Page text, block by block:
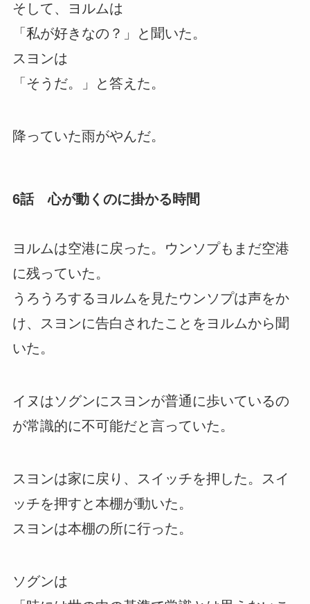
そして、ヨルムは
「私が好きなの？」と聞いた。
スヨンは
「そうだ。」と答えた。
降っていた雨がやんだ。
6話 心が動くのに掛かる時間
ヨルムは空港に戻った。ウンソプもまだ空港
に残っていた。
うろうろするヨルムを見たウンソプは声をか
け、スヨンに告白されたことをヨルムから聞
いた。
イヌはソグンにスヨンが普通に歩いているの
が常識的に不可能だと言っていた。
スヨンは家に戻り、スイッチを押した。スイ
ッチを押すと本棚が動いた。
スヨンは本棚の所に行った。
ソグンは